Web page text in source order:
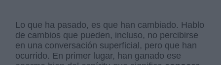
Lo que ha pasado, es que han cambiado. Hablo
de cambios que pueden, incluso, no percibirse
en una conversación superficial, pero que han
ocurrido. En primer lugar, han ganado ese